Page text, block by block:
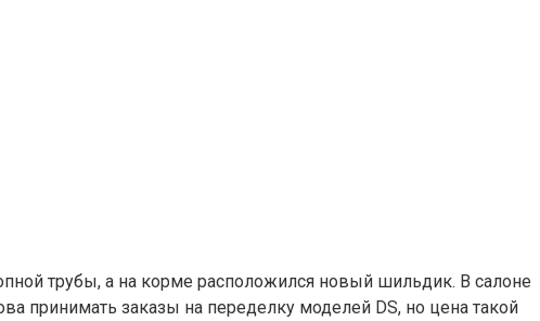
трубы, а на корме расположился новый шильдик. В салоне
принимать заказы на переделку моделей DS, но цена такой